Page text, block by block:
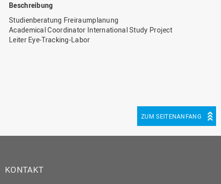
Beschreibung
Studienberatung Freiraumplanung
Academical Coordinator International Study Project
Leiter Eye-Tracking-Labor
ZUM SEITENANFANG
KONTAKT